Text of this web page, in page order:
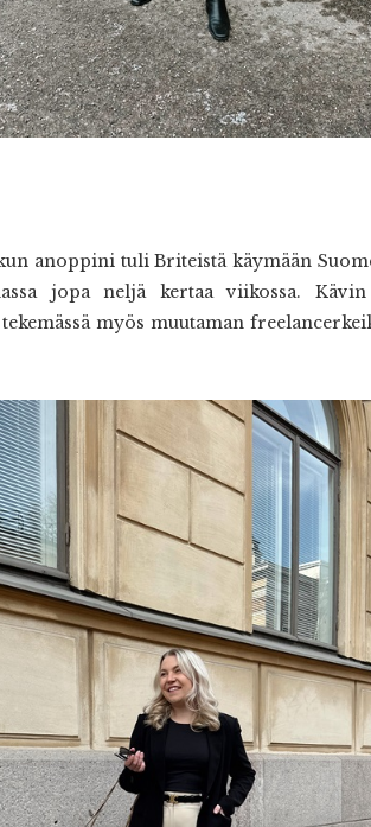
anoppini tuli Briteistä käymään
jopa neljä kertaa viikossa. Kävin
myös muutaman